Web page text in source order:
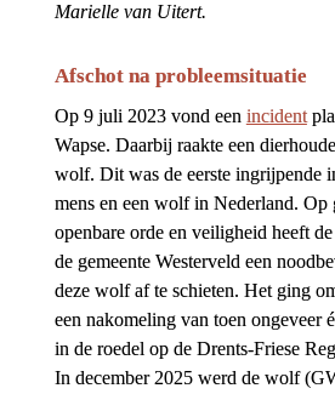
Marielle van Uitert.
Afschot na probleemsituatie
Op 9 juli 2023 vond een incident
Wapse. Daarbij raakte een
wolf. Dit was de eerste ingrijpende
mens en een wolf in Nederland. Op
openbare orde en veiligheid heeft
de gemeente Westerveld een
deze wolf af te schieten. Het ging
een nakomeling van toen ongeveer
in de roedel op de Drents-Friese
In december 2025 werd de wolf